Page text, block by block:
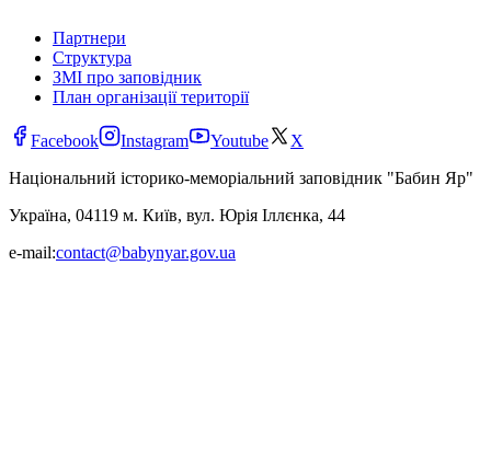
Партнери
Структура
ЗМІ про заповідник
План організації території
Facebook Instagram Youtube
X
Національний історико-меморіальний заповідник "Бабин Яр"
Україна, 04119 м. Київ, вул. Юрія Іллєнка, 44
e-mail:contact@babynyar.gov.ua